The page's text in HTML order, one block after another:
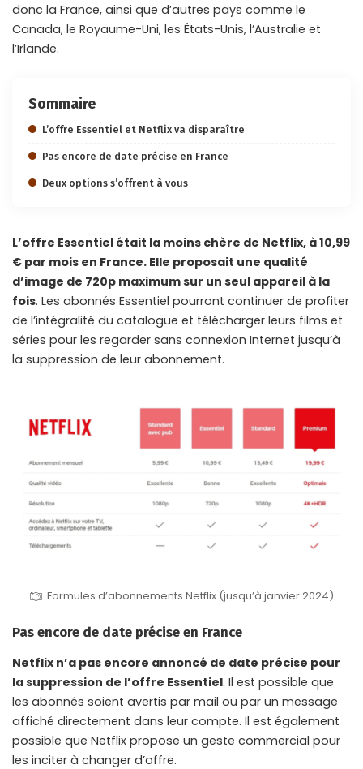
donc la France, ainsi que d’autres pays comme le
Canada, le Royaume-Uni, les États-Unis, l’Australie et
l’Irlande.
Sommaire
L’offre Essentiel et Netflix va disparaître
Pas encore de date précise en France
Deux options s’offrent à vous
L’offre Essentiel était la moins chère de Netflix, à 10,99
€ par mois en France. Elle proposait une qualité
d’image de 720p maximum sur un seul appareil à la
fois. Les abonnés Essentiel pourront continuer de profiter
de l’intégralité du catalogue et télécharger leurs films et
séries pour les regarder sans connexion Internet jusqu’à
la suppression de leur abonnement.
Formules d’abonnements Netflix (jusqu’à janvier 2024)
Pas encore de date précise en France
Netflix n’a pas encore annoncé de date précise pour
la suppression de l’offre Essentiel. Il est possible que
les abonnés soient avertis par mail ou par un message
affiché directement dans leur compte. Il est également
possible que Netflix propose un geste commercial pour
les inciter à changer d’offre.